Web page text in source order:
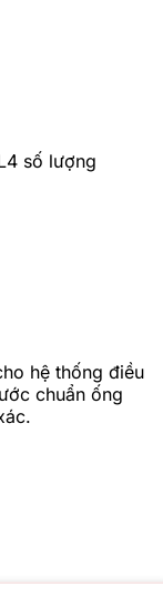
số lượng
hệ thống điều
chuẩn ống